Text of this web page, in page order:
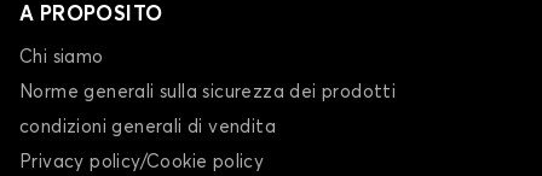
A PROPOSITO
Chi siamo
Norme generali sulla sicurezza dei prodotti
condizioni generali di vendita
Privacy policy/Cookie policy